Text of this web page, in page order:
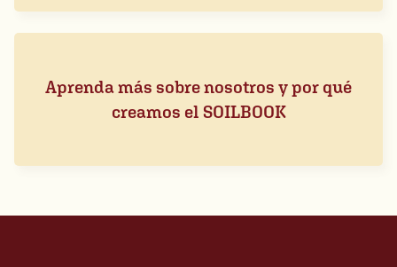
Aprenda más sobre nosotros y por qué
creamos el SOILBOOK